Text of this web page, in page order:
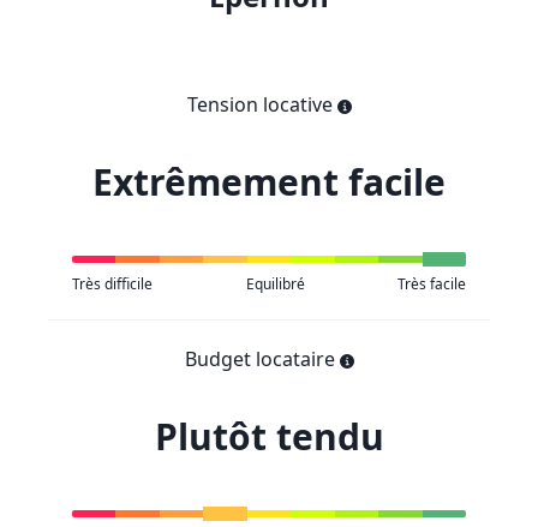
Tension locative
Extrêmement facile
Très difficile Equilibré Très facile
Budget locataire
Plutôt tendu